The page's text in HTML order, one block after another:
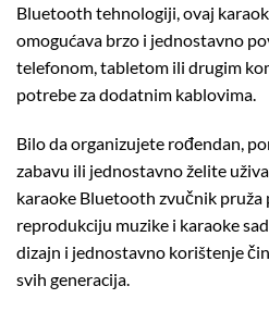
Bluetooth tehnologiji, ovaj
omogućava brzo i jednostavno
telefonom, tabletom ili drugim
potrebe za dodatnim kablovima.
Bilo da organizujete rođendan,
zabavu ili jednostavno želite
karaoke Bluetooth zvučnik pruža
reprodukciju muzike i karaoke
dizajn i jednostavno korištenje
svih generacija.